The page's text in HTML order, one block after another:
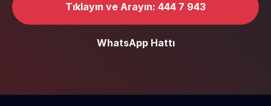
Tıklayın ve Arayın: 444 7 943
WhatsApp Hattı